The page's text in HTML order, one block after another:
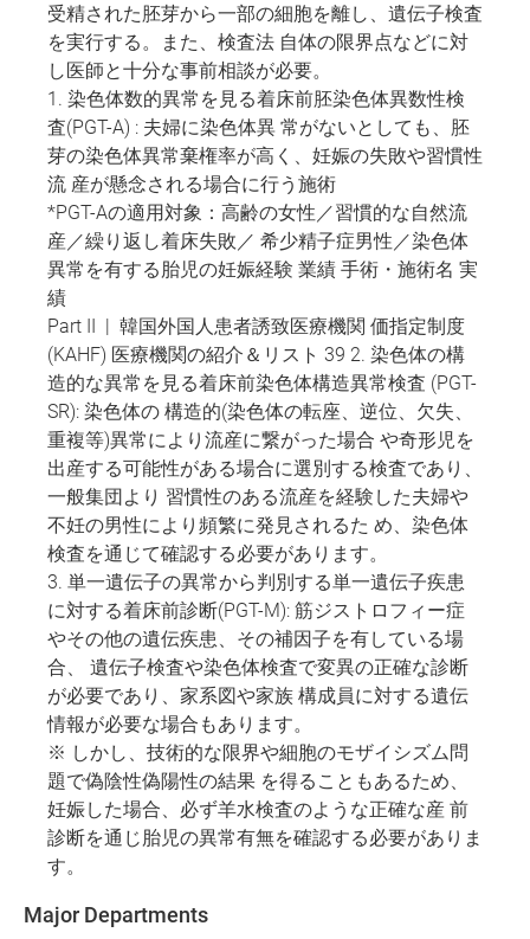
受精された胚芽から一部の細胞を離し、遺伝子検査
を実行する。また、検査法 自体の限界点などに対
し医師と十分な事前相談が必要。
1. 染色体数的異常を見る着床前胚染色体異数性検
査(PGT-A) : 夫婦に染色体異 常がないとしても、胚
芽の染色体異常棄権率が高く、妊娠の失敗や習慣性
流 産が懸念される場合に行う施術
*PGT-Aの適用対象：高齢の女性／習慣的な自然流
産／繰り返し着床失敗／ 希少精子症男性／染色体
異常を有する胎児の妊娠経験 業績 手術・施術名 実
績
Part II | 韓国外国人患者誘致医療機関 価指定制度
(KAHF) 医療機関の紹介＆リスト 39 2. 染色体の構
造的な異常を見る着床前染色体構造異常検査 (PGT-
SR): 染色体の 構造的(染色体の転座、逆位、欠失、
重複等)異常により流産に繋がった場合 や奇形児を
出産する可能性がある場合に選別する検査であり、
一般集団より 習慣性のある流産を経験した夫婦や
不妊の男性により頻繁に発見されるた め、染色体
検査を通じて確認する必要があります。
3. 単一遺伝子の異常から判別する単一遺伝子疾患
に対する着床前診断(PGT-M): 筋ジストロフィー症
やその他の遺伝疾患、その補因子を有している場
合、 遺伝子検査や染色体検査で変異の正確な診断
が必要であり、家系図や家族 構成員に対する遺伝
情報が必要な場合もあります。
※ しかし、技術的な限界や細胞のモザイシズム問
題で偽陰性偽陽性の結果 を得ることもあるため、
妊娠した場合、必ず羊水検査のような正確な産 前
診断を通じ胎児の異常有無を確認する必要がありま
す。
Major Departments